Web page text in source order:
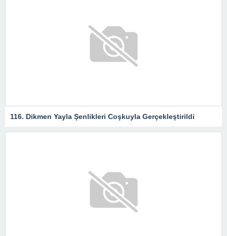
116. Dikmen Yayla Şenlikleri Coşkuyla Gerçekleştirildi